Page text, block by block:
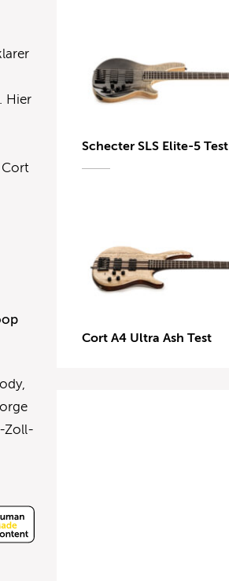
. Hier
Zoll-
Schecter SLS Elite-5 Test
Cort A4 Ultra Ash Test